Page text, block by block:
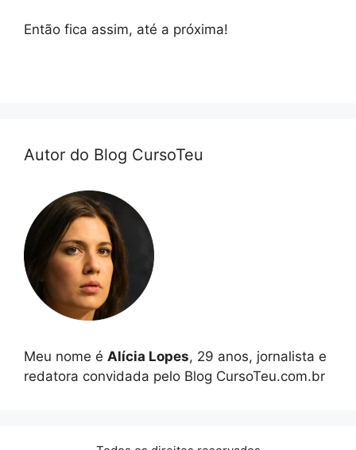
Então fica assim, até a próxima!
Autor do Blog CursoTeu
Meu nome é Alícia Lopes, 29 anos, jornalista e
redatora convidada pelo Blog CursoTeu.com.br